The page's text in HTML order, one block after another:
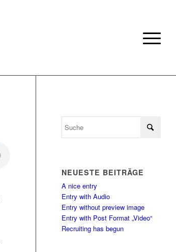
NEUESTE BEITRÄGE
A nice entry
Entry with Audio
Entry without preview image
Entry with Post Format „Video“
Recruiting has begun